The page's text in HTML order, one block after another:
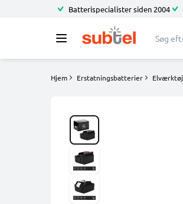
Batterispecialister siden 2004
Hjem Erstatningsbatterier Elværktøj